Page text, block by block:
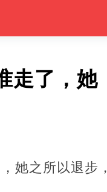
走了，她
她之所以退步，